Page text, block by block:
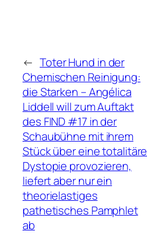
← Toter Hund in der
Chemischen Reinigung:
die Starken – Angélica
Liddell will zum Auftakt
des FIND #17 in der
Schaubühne mit ihrem
Stück über eine totalitäre
Dystopie provozieren,
liefert aber nur ein
theorielastiges
pathetisches Pamphlet
ab